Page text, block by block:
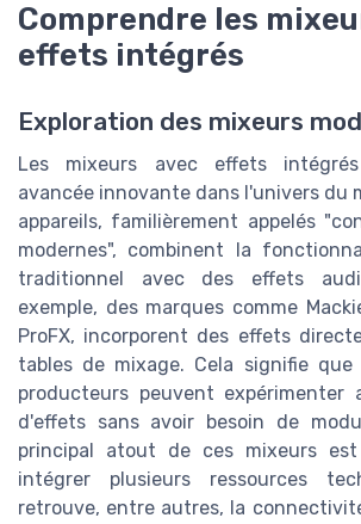
Comprendre les
effets intégrés
Exploration des mixeurs
Les mixeurs avec effets
avancée innovante dans l'univers du
appareils, familièrement appelés
modernes", combinent la
traditionnel avec des effets
exemple, des marques comme
ProFX, incorporent des effets
tables de mixage. Cela signifie
producteurs peuvent expérimenter
d'effets sans avoir besoin de
principal atout de ces mixeurs
intégrer plusieurs ressources
retrouve, entre autres, la